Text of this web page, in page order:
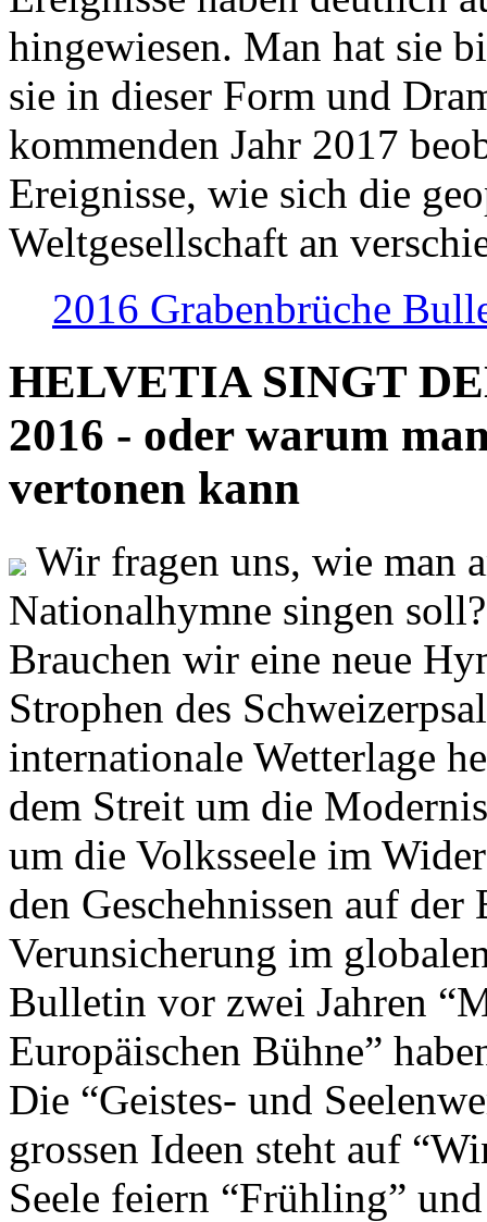
hingewiesen. Man hat sie
sie in dieser Form und
kommenden Jahr 2017
Ereignisse, wie sich die
Weltgesellschaft an
2016 Grabenbrüche
HELVETIA SINGT
2016 - oder warum
vertonen kann
Wir fragen uns, wie man
Nationalhymne singen
Brauchen wir eine neue
Strophen des
internationale Wetterlage
dem Streit um die
um die Volksseele im
den Geschehnissen auf
Verunsicherung im
Bulletin vor zwei Jahren
Europäischen Bühne”
Die “Geistes- und
grossen Ideen steht auf
Seele feiern “Frühling”